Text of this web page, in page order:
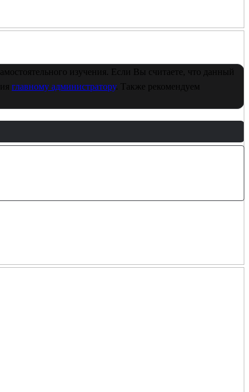
изучения. Если Вы считаете, что данный
главному администратору. Также рекомендуем